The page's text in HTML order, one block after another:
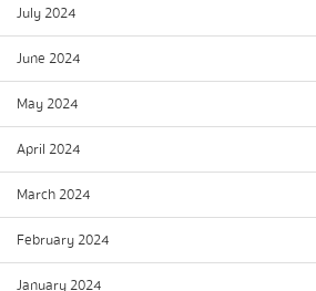
July 2024
June 2024
May 2024
April 2024
March 2024
February 2024
January 2024